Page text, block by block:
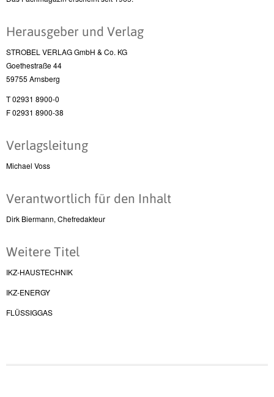
Herausgeber und Verlag
STROBEL VERLAG GmbH & Co. KG
Goethestraße 44
59755 Arnsberg
T 02931 8900-0
F 02931 8900-38
Verlagsleitung
Michael Voss
Verantwortlich für den Inhalt
Dirk Biermann, Chefredakteur
Weitere Titel
IKZ-HAUSTECHNIK
IKZ-ENERGY
FLÜSSIGGAS